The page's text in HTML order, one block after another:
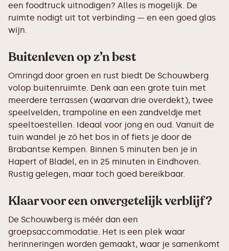
een foodtruck uitnodigen? Alles is mogelijk. De
ruimte nodigt uit tot verbinding — en een goed glas
wijn.
Buitenleven op z’n best
Omringd door groen en rust biedt De Schouwberg
volop buitenruimte. Denk aan een grote tuin met
meerdere terrassen (waarvan drie overdekt), twee
speelvelden, trampoline en een zandveldje met
speeltoestellen. Ideaal voor jong en oud. Vanuit de
tuin wandel je zó het bos in of fiets je door de
Brabantse Kempen. Binnen 5 minuten ben je in
Hapert of Bladel, en in 25 minuten in Eindhoven.
Rustig gelegen, maar toch goed bereikbaar.
Klaar voor een onvergetelijk verblijf?
De Schouwberg is méér dan een
groepsaccommodatie. Het is een plek waar
herinneringen worden gemaakt, waar je samenkomt